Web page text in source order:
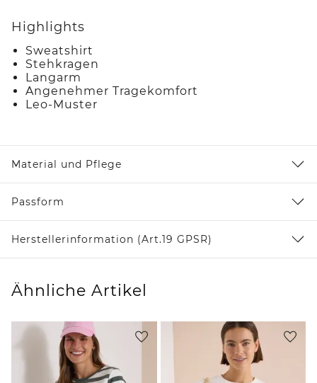
Highlights
Sweatshirt
Stehkragen
Langarm
Angenehmer Tragekomfort
Leo-Muster
Material und Pflege
Passform
Herstellerinformation (Art.19 GPSR)
Ähnliche Artikel